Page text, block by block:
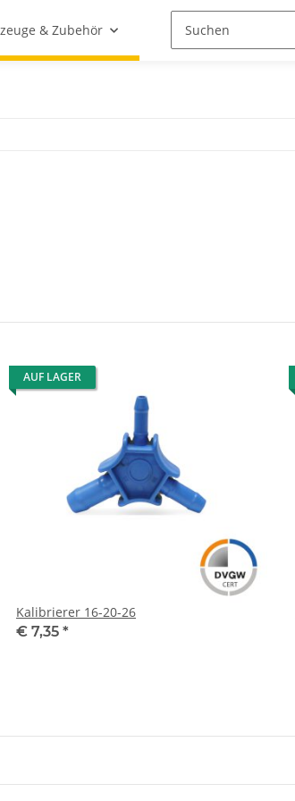
& Zubehör
AUF LAGER
Kalibrierer 16-20-26
€ 7,35 *